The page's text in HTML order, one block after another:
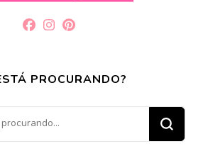
PROCURANDO?